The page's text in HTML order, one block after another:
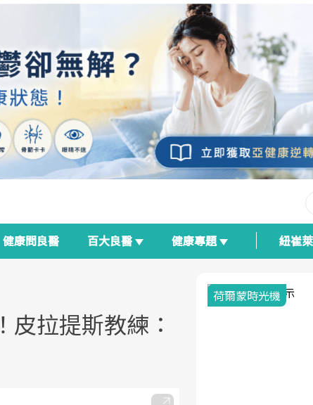
健康問良醫 百大良醫 健康專題 紐崔
拉提斯教練：
荷爾蒙時光機